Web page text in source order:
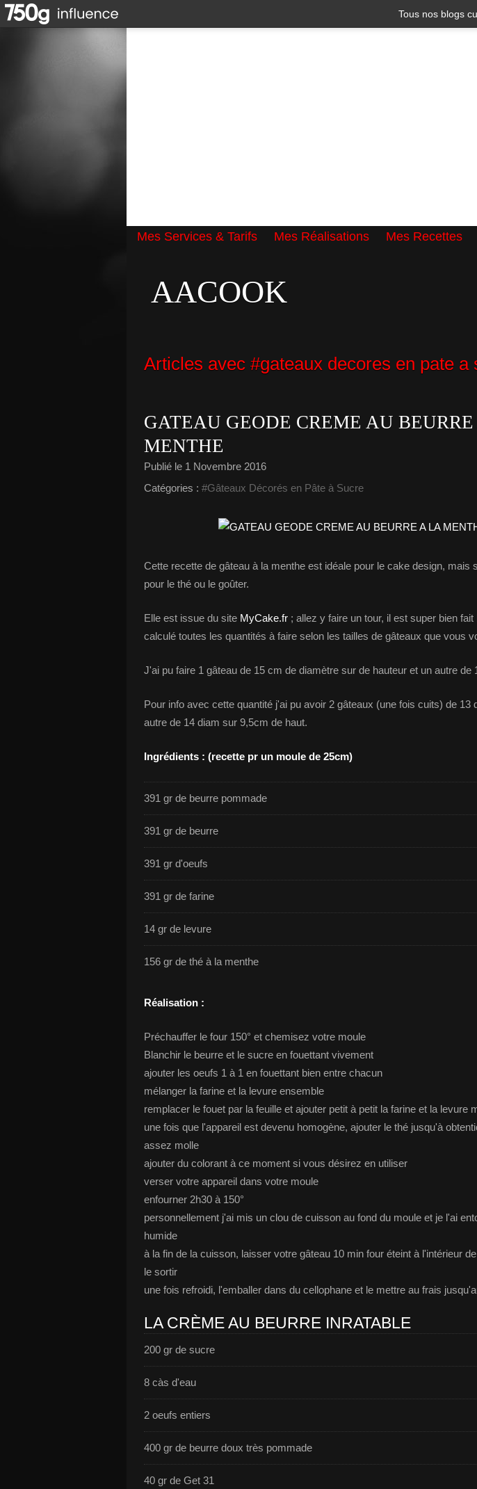
Tous nos blogs
Mes Services & Tarifs Mes Réalisations Mes Recettes
AACOOK
Articles avec #gateaux decores en pate a
GATEAU GEODE CREME AU
MENTHE
Publié le 1 Novembre 2016
Catégories : #Gâteaux Décorés en Pâte à Sucre
Cette recette de gâteau à la menthe est idéale pour le cake design, mais
pour le thé ou le goûter.
Elle est issue du site MyCake.fr ; allez y faire un tour, il est super bien
calculé toutes les quantités à faire selon les tailles de gâteaux que vous
J'ai pu faire 1 gâteau de 15 cm de diamètre sur de hauteur et un autre de
Pour info avec cette quantité j'ai pu avoir 2 gâteaux (une fois cuits) de 13
autre de 14 diam sur 9,5cm de haut.
Ingrédients : (recette pr un moule de 25cm)
391 gr de beurre pommade
391 gr de beurre
391 gr d'oeufs
391 gr de farine
14 gr de levure
156 gr de thé à la menthe
Réalisation :
Préchauffer le four 150° et chemisez votre moule
Blanchir le beurre et le sucre en fouettant vivement
ajouter les oeufs 1 à 1 en fouettant bien entre chacun
mélanger la farine et la levure ensemble
remplacer le fouet par la feuille et ajouter petit à petit la farine et la levure
une fois que l'appareil est devenu homogène, ajouter le thé jusqu'à
assez molle
ajouter du colorant à ce moment si vous désirez en utiliser
verser votre appareil dans votre moule
enfourner 2h30 à 150°
personnellement j'ai mis un clou de cuisson au fond du moule et je l'ai
humide
à la fin de la cuisson, laisser votre gâteau 10 min four éteint à l'intérieur
le sortir
une fois refroidi, l'emballer dans du cellophane et le mettre au frais
LA CRÈME AU BEURRE INRATABLE
200 gr de sucre
8 càs d'eau
2 oeufs entiers
400 gr de beurre doux très pommade
40 gr de Get 31